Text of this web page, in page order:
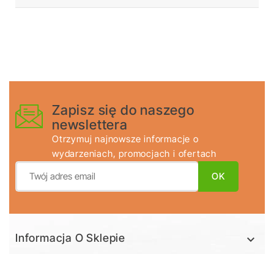
Zapisz się do naszego
newslettera
Otrzymuj najnowsze informacje o
wydarzeniach, promocjach i ofertach
Informacja O Sklepie 